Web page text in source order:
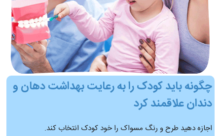
چگونه باید کودک را به رعایت بهداشت دهان و
دندان علاقمند کرد
اجازه دهید طرح و رنگ مسواک را خود کودک انتخاب کند.